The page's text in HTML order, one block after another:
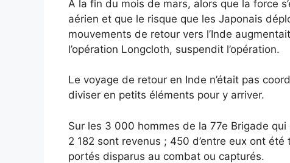
À la fin du mois de mars, alors que la force
aérien et que le risque que les Japonais
mouvements de retour vers l’Inde
l’opération Longcloth, suspendit l’opération.
Le voyage de retour en Inde n’était pas
diviser en petits éléments pour y arriver.
Sur les 3 000 hommes de la 77e Brigade
2 182 sont revenus ; 450 d’entre eux ont
portés disparus au combat ou capturés.